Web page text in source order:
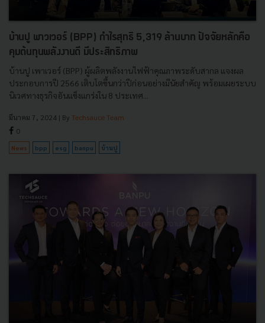
บ้านปู พาวเวอร์ (BPP) กำไรสุทธิ 5,319 ล้านบาท ปัจจัยหลักคือ
คุมต้นทุนพลังงานดี มีประสิทธิภาพ
บ้านปู เพาเวอร์ (BPP) ผู้ผลิตพลังงานไฟฟ้าคุณภาพระดับสากล แจงผล
ประกอบการปี 2566 เติบโตขึ้นกว่าปีก่อนอย่างมีนัยสำคัญ พร้อมเผยระบบ
นิเวศทางธุรกิจอันแข็งแกร่งใน 8 ประเทศ...
มีนาคม 7, 2024 | By Techsauce Team
0
News bpp esg banpu บ้านปู